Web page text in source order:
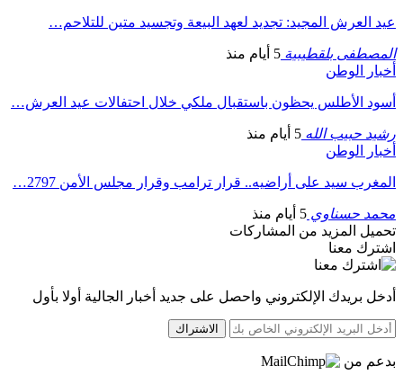
عيد العرش المجيد: تجديد لعهد البيعة وتجسيد متين للتلاحم…
المصطفى بلقطيبية 5 أيام منذ
أخبار الوطن
أسود الأطلس يحظون باستقبال ملكي خلال احتفالات عيد العرش…
رشيد حبيب الله 5 أيام منذ
أخبار الوطن
المغرب سيد على أراضيه.. قرار ترامب وقرار مجلس الأمن 2797…
محمد حسناوي 5 أيام منذ
تحميل المزيد من المشاركات
اشترك معنا
أدخل بريدك الإلكتروني واحصل على جديد أخبار الجالية أولا بأول
الاشتراك
بدعم من